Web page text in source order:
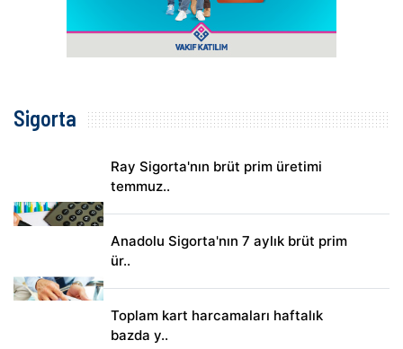
Sigorta
Ray Sigorta'nın brüt prim üretimi
temmuz..
Anadolu Sigorta'nın 7 aylık brüt prim
ür..
Toplam kart harcamaları haftalık
bazda y..